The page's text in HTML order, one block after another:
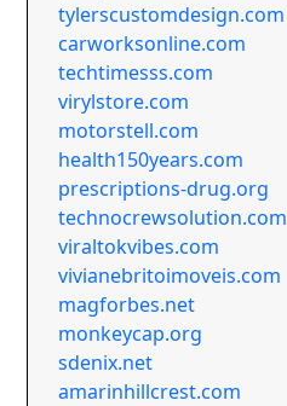
tylerscustomdesign.com
carworksonline.com
techtimesss.com
virylstore.com
motorstell.com
health150years.com
prescriptions-drug.org
technocrewsolution.com
viraltokvibes.com
vivianebritoimoveis.com
magforbes.net
monkeycap.org
sdenix.net
amarinhillcrest.com